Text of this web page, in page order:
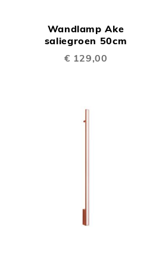
Wandlamp Ake
saliegroen 50cm
€ 129,00